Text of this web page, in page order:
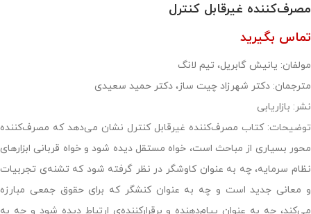
مصرف‌کننده غیرقابل کنترل
تماس بگیرید
مولفان: یانیش گابریل، تیم لانگ
مترجمان: دکتر شهرزاد چیت ساز، دکتر حمید سعیدی
نشر: بازاریابی
توضیحات: کتاب مصرف‌کننده‌ غیرقابل کنترل نشان می‌دهد که مصرف‌کننده
محور بسیاری از مباحث است، خواه مستقل دیده شود و خواه قربانی ابزارهای
نظام سرمایه، چه به عنوان کاوشگر در نظر گرفته شود که تشنه‌ی تجربیات
و معانی جدید است و چه به عنوان کنشگر که برای حقوق جمعی مبارزه
می‌کند، چه به عنوان پیام‌دهنده و برقرارکننده‌ی ارتباط دیده شود و چه به